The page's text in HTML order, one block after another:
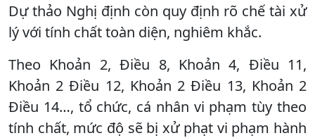
Dự thảo Nghị định còn quy định rõ chế tài xử
lý với tính chất toàn diện, nghiêm khắc.
Theo Khoản 2, Điều 8, Khoản 4, Điều 11,
Khoản 2 Điều 12, Khoản 2 Điều 13, Khoản 2
Điều 14…, tổ chức, cá nhân vi phạm tùy theo
tính chất, mức độ sẽ bị xử phạt vi phạm hành